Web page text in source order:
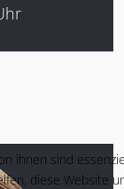
ihnen sind
diese Website